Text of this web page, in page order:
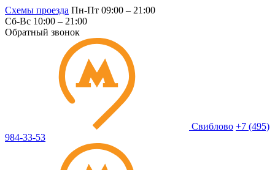
Схемы проезда Пн-Пт 09:00 – 21:00
Сб-Вс 10:00 – 21:00
Обратный звонок
Свиблово +7 (495)
984-33-53